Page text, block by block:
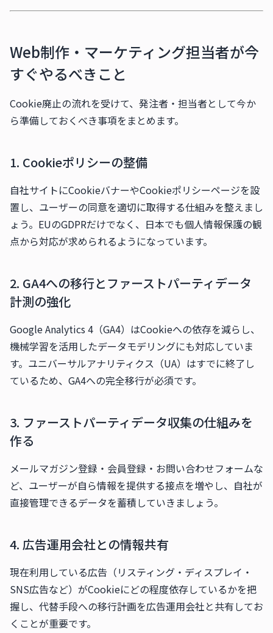
Web制作・マーケティング担当者が今
すぐやるべきこと
Cookie廃止の流れを受けて、発注者・担当者として今か
ら準備しておくべき事項をまとめます。
1. Cookieポリシーの整備
自社サイトにCookieバナーやCookieポリシーページを設
置し、ユーザーの同意を適切に取得する仕組みを整えまし
ょう。EUのGDPRだけでなく、日本でも個人情報保護の観
点から対応が求められるようになっています。
2. GA4への移行とファーストパーティデータ
計測の強化
Google Analytics 4（GA4）はCookieへの依存を減らし、
機械学習を活用したデータモデリングにも対応していま
す。ユニバーサルアナリティクス（UA）はすでに終了し
ているため、GA4への完全移行が必須です。
3. ファーストパーティデータ収集の仕組みを
作る
メールマガジン登録・会員登録・お問い合わせフォームな
ど、ユーザーが自ら情報を提供する接点を増やし、自社が
直接管理できるデータを蓄積していきましょう。
4. 広告運用会社との情報共有
現在利用している広告（リスティング・ディスプレイ・
SNS広告など）がCookieにどの程度依存しているかを把
握し、代替手段への移行計画を広告運用会社と共有してお
くことが重要です。